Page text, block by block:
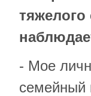
- Мое
семейный